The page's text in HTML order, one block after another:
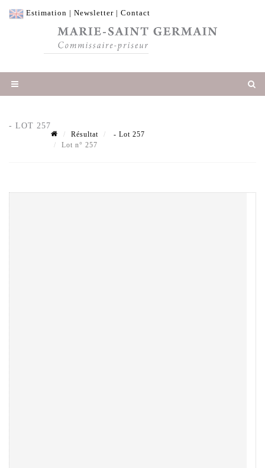
Estimation | Newsletter | Contact
- LOT 257
Résultat
- Lot 257
Lot n° 257